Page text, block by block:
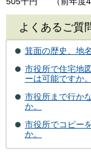
よくあるご質
箕面の歴史、地
市役所で住宅地
ーは可能ですか。
市役所まで行か
か。
市役所でコピー
か。